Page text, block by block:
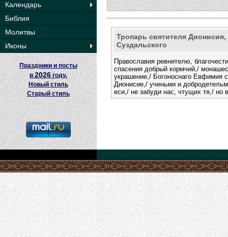
Календарь
Библия
Молитвы
Иконы
Праздники и посты
в2026 году.
Новый стиль
Старый стиль
Тропарь святителя Дионисия,
Суздальского
Православия ревнителю,
спасения добрый кормчий,/
украшение,/ Богоноснаго Евфимия
Дионисие,/ ученьми и
еси,/ не забуди нас, чтущих тя,/ но